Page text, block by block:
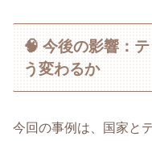
🧠 今後の影響：
う変わるか
今回の事例は、国家と